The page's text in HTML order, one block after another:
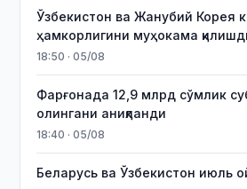
Ўзбекистон ва Жанубий Корея
ҳамкорлигини муҳокама
18:50 · 05/08
Фарғонада 12,9 млрд сўмлик
олингани аниқланди
18:40 · 05/08
Беларусь ва Ўзбекистон июль